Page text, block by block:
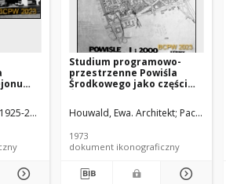
Zdj.
2000). Architekt Krajewski, Olgierd (1927-
Studium programowo-
przestrzenne Powiśla
Środkowego jako części
funkcjonalnego Warszawy
- Konkurs SARP nr 516 :
Zdj. 2, Powiśle, kierunek
Houwald, Ewa. Architekt
1973
dokument ikonograficzny